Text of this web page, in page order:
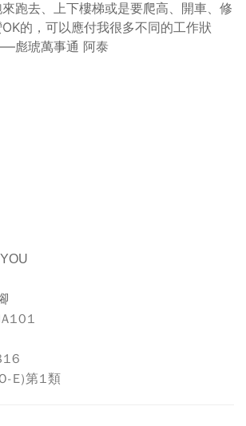
跑去、上下樓梯或是要爬高、開車、修
的，可以應付我很多不同的工作狀
彪琥萬事通 阿泰
E)第1類